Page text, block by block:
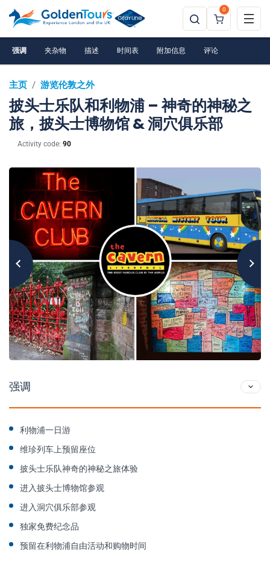
0
主页 / 游览伦敦之外
披头士乐队和利物浦 – 神奇的神秘之
旅，披头士博物馆 & 洞穴俱乐部
Activity code: 90
强调 夹杂物 描述 时间表 附加信息 评论
强调
利物浦一日游
维珍列车上预留座位
披头士乐队神奇的神秘之旅体验
进入披头士博物馆参观
进入洞穴俱乐部参观
独家免费纪念品
预留在利物浦自由活动和购物时间